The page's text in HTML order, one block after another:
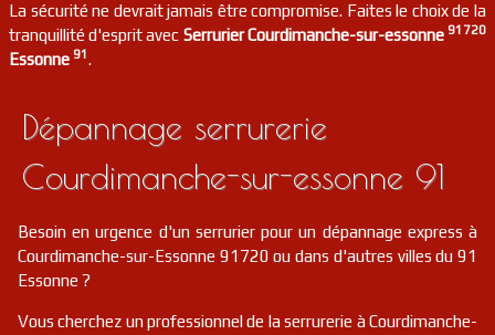
La sécurité ne devrait jamais être compromise. Faites le choix de la
tranquillité d'esprit avec Serrurier Courdimanche-sur-essonne 91720
Essonne 91.
Dépannage serrurerie
Courdimanche-sur-essonne 91
Besoin en urgence d'un serrurier pour un dépannage express à
Courdimanche-sur-Essonne 91720 ou dans d'autres villes du 91
Essonne ?
Vous cherchez un professionnel de la serrurerie à Courdimanche-